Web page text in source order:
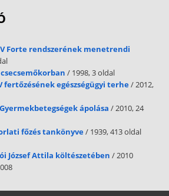
ásványi anyagok, reformétkezés, koffein,
elvi kérdéseit, és az
területeit! * Alapfogalmak:
testmagasság, testtömeg,
mennyiségfogalom *
finommozgás -koordináció,
szociális érettség,
okokat és a betegség hatását az
betegség, külső- belső okok, veleszületett,
Forte rendszerének menetrendi
/ 1998, 3 oldal
fertőzésének egészségügyi terhe/ 2012,
ápolása / 2010, 24
főzés tankönyve/ 1939, 413 oldal
József Attila költészetében / 2010